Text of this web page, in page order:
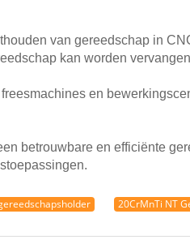
van gereedschap in
kan worden
en
betrouwbare en efficiënte
20CrMnTi NT